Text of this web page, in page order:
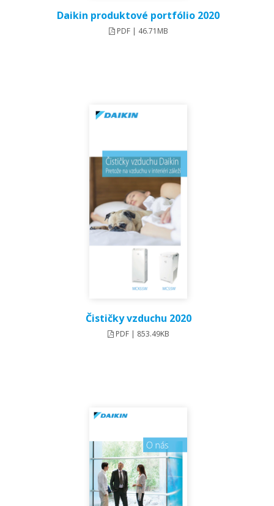
Daikin produktové portfólio 2020
PDF | 46.71MB
Čističky vzduchu 2020
PDF | 853.49KB